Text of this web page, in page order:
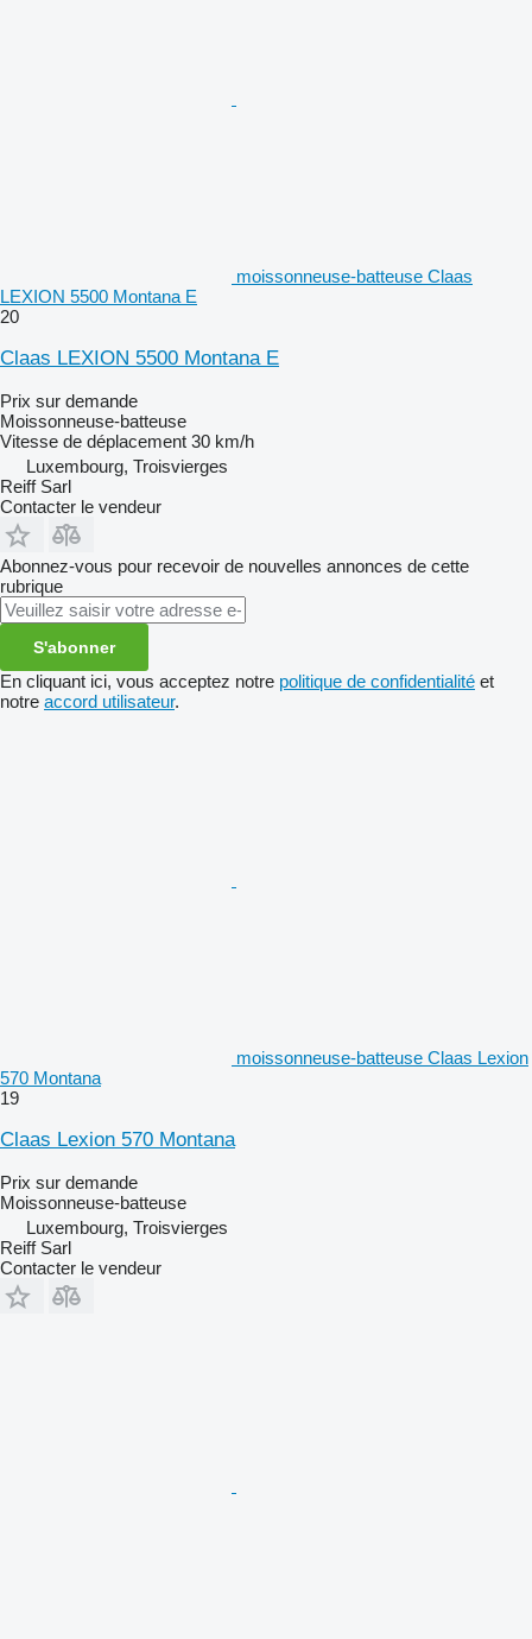
moissonneuse-batteuse Claas
LEXION 5500 Montana E
20
Claas LEXION 5500 Montana E
Prix sur demande
Moissonneuse-batteuse
Vitesse de déplacement 30 km/h
Luxembourg, Troisvierges
Reiff Sarl
Contacter le vendeur
Abonnez-vous pour recevoir de nouvelles annonces de cette
rubrique
S'abonner
En cliquant ici, vous acceptez notre politique de confidentialité et
notre accord utilisateur.
moissonneuse-batteuse Claas Lexion
570 Montana
19
Claas Lexion 570 Montana
Prix sur demande
Moissonneuse-batteuse
Luxembourg, Troisvierges
Reiff Sarl
Contacter le vendeur